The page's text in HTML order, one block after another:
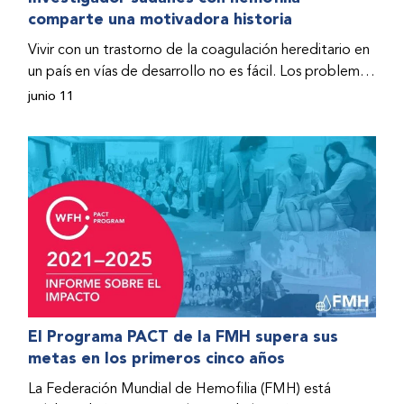
hospitalizado y terminó con daños graves en ambas
donado a través del Programa de Ayuda Humanitaria
de la Federación Mundial de Hemofilia (FMH) cuando
Fendi encontró la esperanza de una vida mejor.
comparte una motivadora historia
Vivir con un trastorno de la coagulación hereditario en
un país en vías de desarrollo no es fácil. Los problemas
se multiplican drásticamente cuando el país también
Hashim, hombre sudanés con hemofilia B, la vida no
representaba más que retos cotidianos hasta que la
asistencia proporcionada por la Federación Mundial
de Hemofilia (FMH) y su Programa de Ayuda
Humanitaria salvo su vida.
junio 11
El Programa PACT de la FMH supera sus
metas en los primeros cinco años
La Federación Mundial de Hemofilia (FMH) está